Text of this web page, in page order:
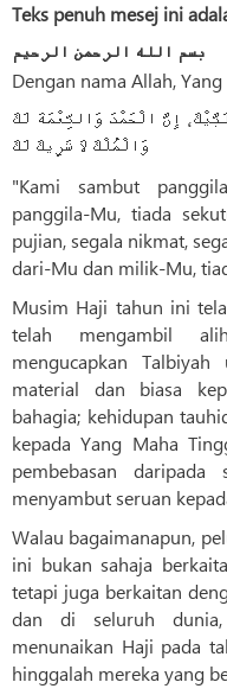
Teks penuh mesej ini
بسم الله الرحمن الرحيم
Dengan nama Allah,
إِنَّ الْحَمْدَ وَالنِّعْمَةَ لَكَ
وَالْمُلْكَ لَا شَرِيكَ لَكَ
"Kami sambut
panggila-Mu, tiada
pujian, segala nikmat,
dari-Mu dan milik-Mu,
Musim Haji tahun ini
telah mengambil
mengucapkan
material dan biasa
bahagia; kehidupan
kepada Yang Maha
pembebasan
menyambut seruan
Walau bagaimanapun,
ini bukan sahaja
tetapi juga berkaitan
dan di seluruh
menunaikan Haji pada
hinggalah mereka yang